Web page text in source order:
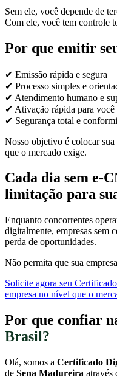
Sem ele, você depende de
Com ele, você tem controle
Por que emitir
✔ Emissão rápida e segura
✔ Processo simples e
✔ Atendimento humano e
✔ Ativação rápida para você
✔ Segurança total e
Nosso objetivo é colocar
que o mercado exige.
Cada dia sem e-
limitação para
Enquanto concorrentes
digitalmente, empresas sem
perda de oportunidades.
Não permita que sua
Solicite agora seu
empresa no nível que o
Por que confiar
Brasil?
Olá, somos a Certificado
de Sena Madureira através